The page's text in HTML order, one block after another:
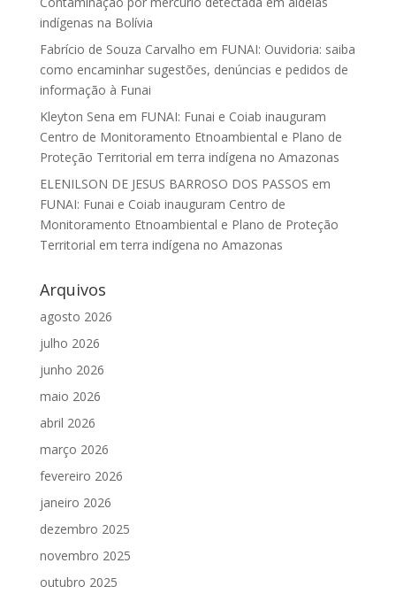
indígenas na Bolívia
Fabrício de Souza Carvalho em FUNAI: Ouvidoria: saiba
como encaminhar sugestões, denúncias e pedidos de
informação à Funai
Kleyton Sena em FUNAI: Funai e Coiab inauguram
Centro de Monitoramento Etnoambiental e Plano de
Proteção Territorial em terra indígena no Amazonas
ELENILSON DE JESUS BARROSO DOS PASSOS em
FUNAI: Funai e Coiab inauguram Centro de
Monitoramento Etnoambiental e Plano de Proteção
Territorial em terra indígena no Amazonas
Arquivos
agosto 2026
julho 2026
junho 2026
maio 2026
abril 2026
março 2026
fevereiro 2026
janeiro 2026
dezembro 2025
novembro 2025
outubro 2025